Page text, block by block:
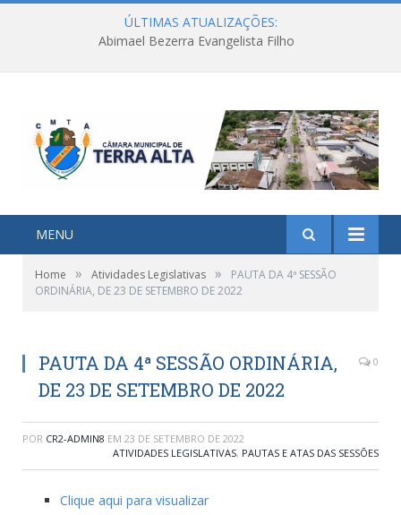
ÚLTIMAS ATUALIZAÇÕES:
Abimael Bezerra Evangelista Filho
MENU
Home » Atividades Legislativas »
PAUTA DA 4ª SESSÃO
ORDINÁRIA, DE 23 DE SETEMBRO DE 2022
PAUTA DA 4ª SESSÃO ORDINÁRIA,
DE 23 DE SETEMBRO DE 2022
0
POR CR2-ADMIN8 EM 23 DE SETEMBRO DE 2022
ATIVIDADES LEGISLATIVAS, PAUTAS E ATAS DAS SESSÕES
Clique aqui para visualizar